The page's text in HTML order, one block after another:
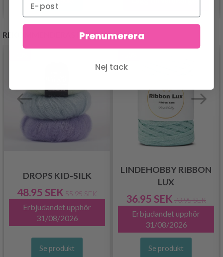
REKOMMENDERAS FÖR DIG
DROPS KID-SILK
48.95 SEK 55.95 SEK
Erbjudandet upphör
31/08/2026
Se produkt
LINDEHOBBY RIBBON
LUX
36.95 SEK 73.95 SEK
Erbjudandet upphör
31/08/2026
Se produkt
Prenumerera
Nej tack